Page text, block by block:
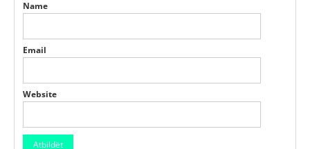
Name
Email
Website